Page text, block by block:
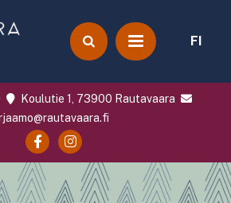
FI
Koulutie 1, 73900 Rautavaara